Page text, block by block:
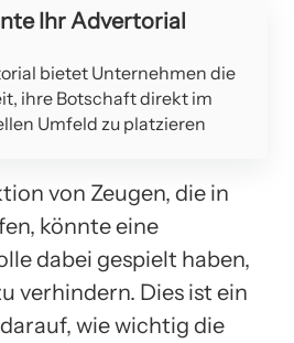
Ihr Advertorial
bietet Unternehmen die
ihre Botschaft direkt im
Umfeld zu platzieren
von Zeugen, die in
könnte eine
dabei gespielt haben,
verhindern. Dies ist ein
wie wichtig die